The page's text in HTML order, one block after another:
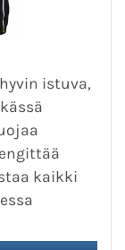
istuva,
kaikki